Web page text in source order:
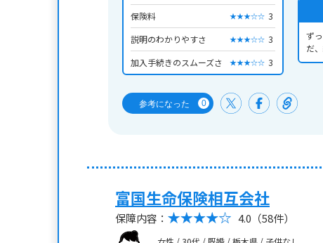
保険料
★★★☆☆ 3
説明のわかりやすさ
★★★☆☆ 3
加入手続きのスムーズさ
★★★☆☆ 3
ず
だ
参考になった 0
富国生命保険相互会社
保障内容： 4.0 （58件）